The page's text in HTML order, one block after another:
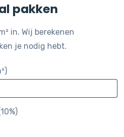
pakken
in. Wij berekenen
je nodig hebt.